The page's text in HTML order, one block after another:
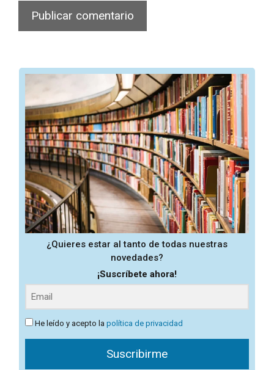
¿Quieres estar al tanto de todas nuestras
novedades?
¡Suscríbete ahora!
He leído y acepto lapolítica de privacidad
Suscribirme